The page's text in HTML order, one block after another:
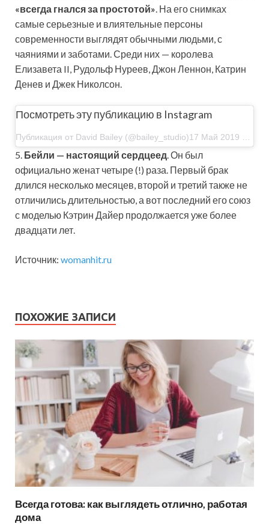
«всегда гнался за простотой» . На его снимках
самые серьезные и влиятельные персоны
современности выглядят обычными людьми, с
чаяниями и заботами. Среди них — королева
Елизавета II, Рудольф Нуреев, Джон Леннон, Катрин
Денев и Джек Николсон.
Посмотреть эту публикацию в Instagram
5. Бейли — настоящий сердцеед . Он был
официально женат четыре (!) раза. Первый брак
длился несколько месяцев, второй и третий также не
отличились длительностью, а вот последний его союз
с моделью Кэтрин Дайер продолжается уже более
двадцати лет.
Источник: womanhit.ru
ПОХОЖИЕ ЗАПИСИ
Всегда готова: как выглядеть отлично, работая
дома